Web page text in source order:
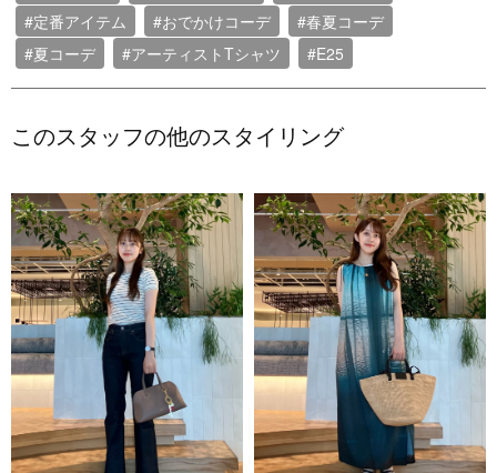
#定番アイテム #おでかけコーデ
#春夏コーデ
#夏コーデ
#アーティストTシャツ #E25
このスタッフの他のスタイリング